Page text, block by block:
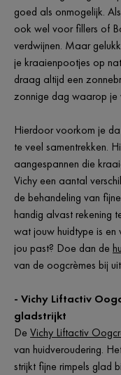
goed als onmogelijk.
ook wel voor fillers of
verdwijnen. Maar
je kraaienpootjes op
draag altijd een
zonnige dag waarop je
Hierdoor voorkom je
te veel samentrekken.
aangespannen die
Vichy een aantal
de behandeling van
handig alvast rekening
wat jouw huidtype is en
jou past? Doe dan de
van de oogcrèmes bij
- Vichy Liftactiv
gladstrijkt
De Vichy Liftactiv
van huidveroudering.
strijkt fijne rimpels glad